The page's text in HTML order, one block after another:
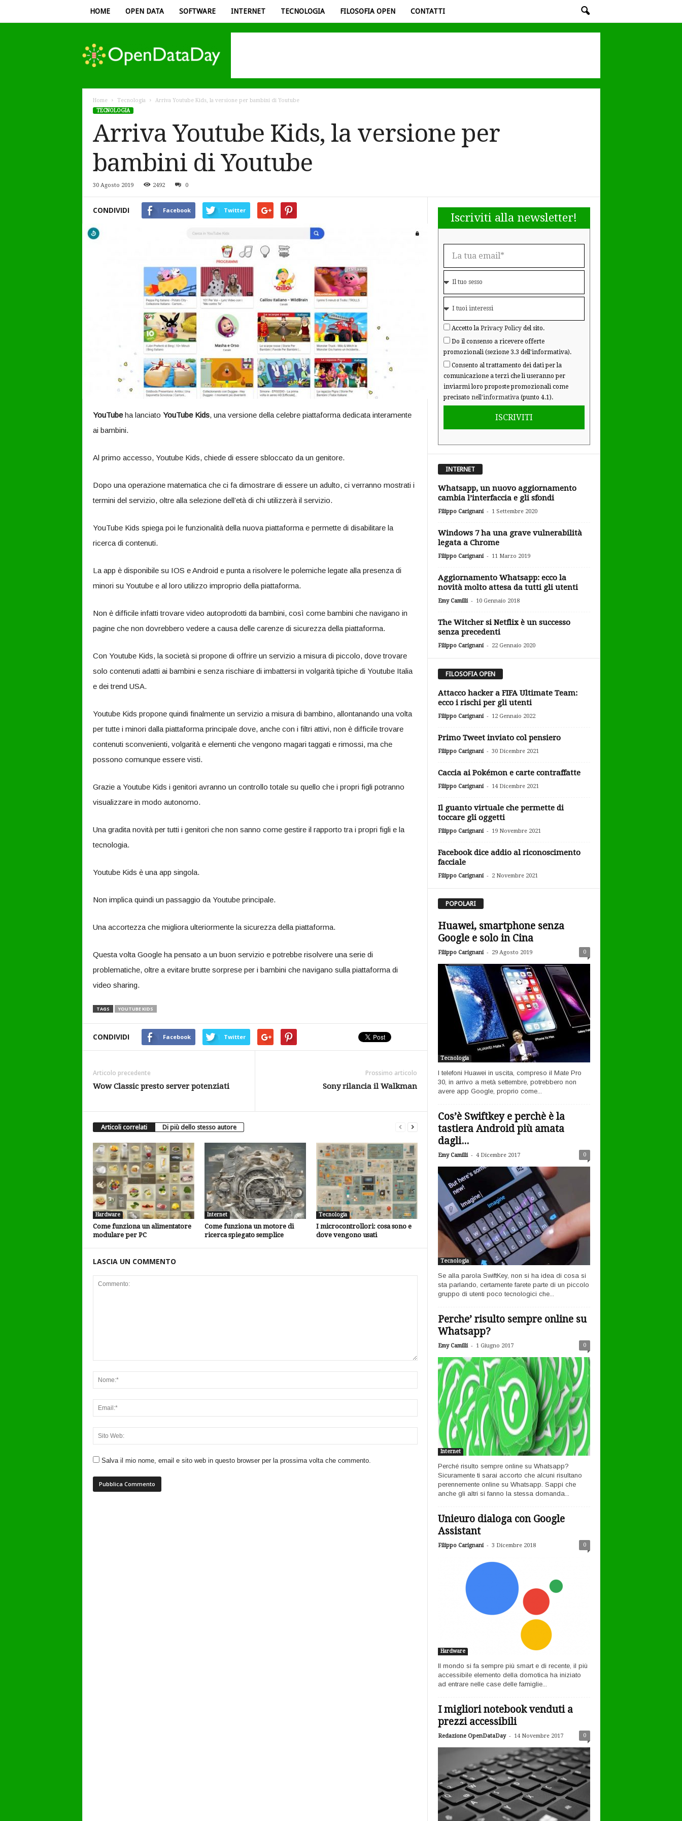
HOME OPEN DATA SOFTWARE INTERNET TECNOLOGIA FILOSOFIA OPEN CONTATTI
Data
Day
Home Tecnologia
Arriva Youtube Kids, la versione per bambini di Youtube
TECNOLOGIA
Arriva Youtube Kids, la versione per
bambini di Youtube
30 Agosto 2019 2492 0
CONDIVIDI Facebook Twitter
YouTubeha lanciato YouTube Kids, una versione della celebre piattaforma dedicata interamente
ai bambini.
Al primo accesso, Youtube Kids, chiede di essere sbloccato da un genitore.
Dopo una operazione matematica che ci fa dimostrare di essere un adulto, ci verranno mostrati i
termini del servizio, oltre alla selezione dell’età di chi utilizzerà il servizio.
YouTube Kids spiega poi le funzionalità della nuova piattaforma e permette di disabilitare la
ricerca di contenuti.
La app è disponibile su IOS e Android e punta a risolvere le polemiche legate alla presenza di
minori su Youtube e al loro utilizzo improprio della piattaforma.
Non è difficile infatti trovare video autoprodotti da bambini, così come bambini che navigano in
pagine che non dovrebbero vedere a causa delle carenze di sicurezza della piattaforma.
Con Youtube Kids, la società si propone di offrire un servizio a misura di piccolo, dove trovare
solo contenuti adatti ai bambini e senza rischiare di imbattersi in volgarità tipiche di Youtube Italia
e dei trend USA.
Youtube Kids propone quindi finalmente un servizio a misura di bambino, allontanando una volta
per tutte i minori dalla piattaforma principale dove, anche con i filtri attivi, non è difficile trovare
contenuti sconvenienti, volgarità e elementi che vengono magari taggati e rimossi, ma che
possono comunque essere visti.
Grazie a Youtube Kids i genitori avranno un controllo totale su quello che i propri figli potranno
visualizzare in modo autonomo.
Una gradita novità per tutti i genitori che non sanno come gestire il rapporto tra i propri figli e la
tecnologia.
Youtube Kids è una app singola.
Non implica quindi un passaggio da Youtube principale.
Una accortezza che migliora ulteriormente la sicurezza della piattaforma.
Questa volta Google ha pensato a un buon servizio e potrebbe risolvere una serie di
problematiche, oltre a evitare brutte sorprese per i bambini che navigano sulla piattaforma di
video sharing.
TAGS YOUTUBE KIDS
CONDIVIDI Facebook Twitter
Articolo precedente
Wow Classic presto server potenziati
Prossimo articolo
Sony rilancia il Walkman
Articoli correlati Di più dello stesso autore
Hardware
Come funziona un alimentatore
modulare per PC
Internet
Come funziona un motore di
ricerca spiegato semplice
Tecnologia
I microcontrollori: cosa sono e
dove vengono usati
LASCIA UN COMMENTO
Salva il mio nome, email e sito web in questo browser per la prossima volta che commento.
Iscriviti alla newsletter!
Accetto la Privacy Policydel sito.
Do il consenso a ricevere offerte
promozionali (sezione 3.3 dell'informativa).
Consento al trattamento dei dati per la
comunicazione a terzi che li useranno per
inviarmi loro proposte promozionali come
precisato nell'informativa(punto 4.1).
ISCRIVITI
INTERNET
Whatsapp, un nuovo aggiornamento
cambia l’interfaccia e gli sfondi
Filippo Carignani - 1 Settembre 2020
Windows 7 ha una grave vulnerabilità
legata a Chrome
Filippo Carignani - 11 Marzo 2019
Aggiornamento Whatsapp: ecco la
novità molto attesa da tutti gli utenti
Emy Camilli - 10 Gennaio 2018
The Witcher si Netflix è un successo
senza precedenti
Filippo Carignani - 22 Gennaio 2020
FILOSOFIA OPEN
Attacco hacker a FIFA Ultimate Team:
ecco i rischi per gli utenti
Filippo Carignani - 12 Gennaio 2022
Primo Tweet inviato col pensiero
Filippo Carignani - 30 Dicembre 2021
Caccia ai Pokémon e carte contraffatte
Filippo Carignani - 14 Dicembre 2021
Il guanto virtuale che permette di
toccare gli oggetti
Filippo Carignani - 19 Novembre 2021
Facebook dice addio al riconoscimento
facciale
Filippo Carignani - 2 Novembre 2021
POPOLARI
Huawei, smartphone senza
Google e solo in Cina
Filippo Carignani - 29 Agosto 2019 0
Tecnologia
I telefoni Huawei in uscita, compreso il Mate Pro
30, in arrivo a metà settembre, potrebbero non
avere app Google, proprio come...
Cos’è Swiftkey e perchè è la
tastiera Android più amata
dagli...
Emy Camilli - 4 Dicembre 2017 0
Tecnologia
Se alla parola SwiftKey, non si ha idea di cosa si
sta parlando, certamente farete parte di un piccolo
gruppo di utenti poco tecnologici che...
Perche’ risulto sempre online su
Whatsapp?
Emy Camilli - 1 Giugno 2017 0
Internet
Perché risulto sempre online su Whatsapp?
Sicuramente ti sarai accorto che alcuni risultano
perennemente online su Whatsapp. Sappi che
anche gli altri si fanno la stessa domanda...
Unieuro dialoga con Google
Assistant
Filippo Carignani - 3 Dicembre 2018 0
Hardware
Il mondo si fa sempre più smart e di recente, il più
accessibile elemento della domotica ha iniziato
ad entrare nelle case delle famiglie...
I migliori notebook venduti a
prezzi accessibili
Redazione OpenDataDay - 14 Novembre 2017 0